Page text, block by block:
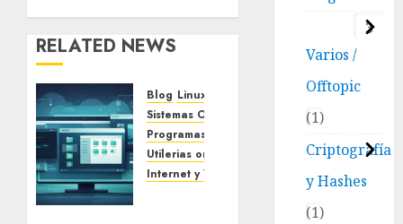
RELATED NEWS
Blog Linux
Sistemas Operativos
Programas Gratuitos
Utilerias on line
Internet y Web
3
Varios /
Offtopic
1
Criptografía
y Hashes
1